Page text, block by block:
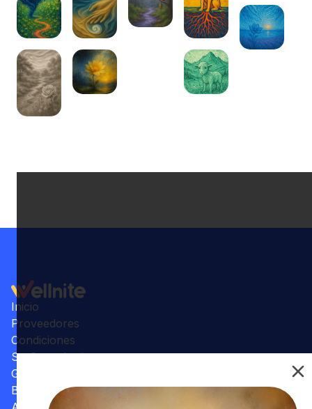
Inicio
Proveedores
Condiciones
Su Consultorio
Galería
Beneficios